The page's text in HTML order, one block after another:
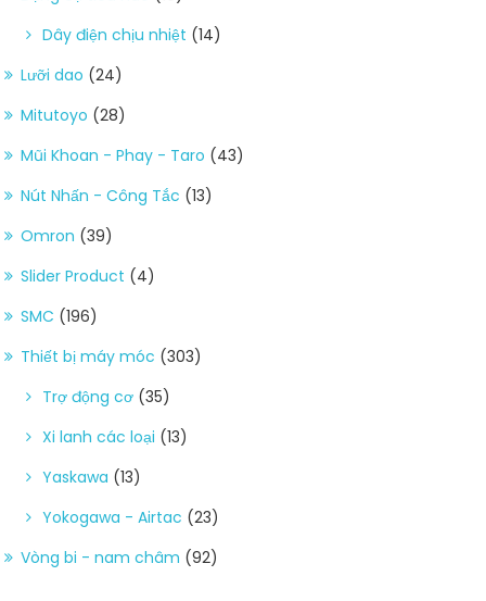
Dây điện chịu nhiệt (14)
Lưỡi dao (24)
Mitutoyo (28)
Mũi Khoan - Phay - Taro (43)
Nút Nhấn - Công Tắc (13)
Omron (39)
Slider Product (4)
SMC (196)
Thiết bị máy móc (303)
Trợ động cơ (35)
Xi lanh các loại (13)
Yaskawa (13)
Yokogawa - Airtac (23)
Vòng bi - nam châm (92)